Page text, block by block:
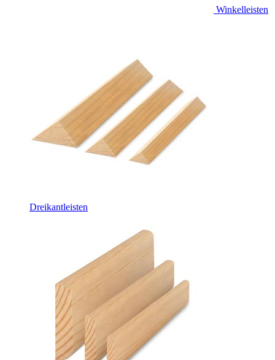
Winkelleisten
Dreikantleisten